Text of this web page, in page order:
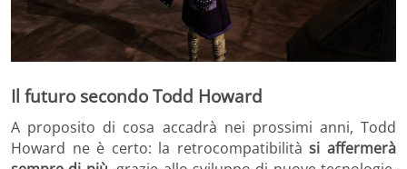
Il futuro secondo Todd Howard
A proposito di cosa accadrà nei prossimi anni, Todd
Howard ne è certo: la retrocompatibilitàsi affermerà